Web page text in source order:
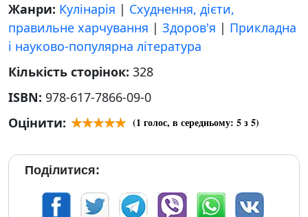
Жанри: Кулінарія | Схуднення, дієти,
правильне харчування | Здоров'я | Прикладна
і науково-популярна література
Кількість сторінок: 328
ISBN: 978-617-7866-09-0
Оцінити:
(1 голос, в середньому: 5з 5)
Поділитися: